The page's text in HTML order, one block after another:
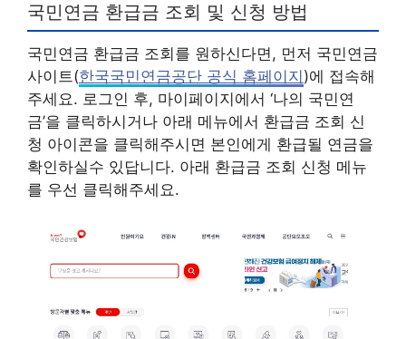
국민연금 환급금 조회 및 신청 방법
국민연금 환급금 조회를 원하신다면, 먼저 국민연금
사이트(한국국민연금공단 공식 홈페이지 )에 접속해
주세요. 로그인 후, 마이페이지에서 ‘나의 국민연
금’을 클릭하시거나 아래 메뉴에서 환급금 조회 신
청 아이콘을 클릭해주시면 본인에게 환급될 연금을
확인하실수 있답니다. 아래 환급금 조회 신청 메뉴
를 우선 클릭해주세요.